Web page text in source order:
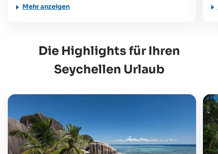
Mehr anzeigen
Die Highlights für Ihren
Seychellen Urlaub